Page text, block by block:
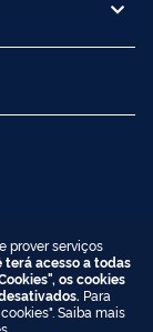
prover serviços
terá acesso a todas
os cookies
Para
Saiba mais
.